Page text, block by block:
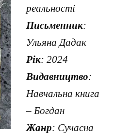
реальності
Письменник:
Ульяна Дадак
Рік: 2024
Видавництво:
Навчальна книга
– Богдан
Жанр: Сучасна